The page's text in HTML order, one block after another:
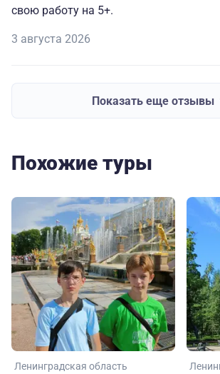
свою работу на 5+.
3 августа 2026
Показать еще отзывы
Похожие туры
Ленинградская область